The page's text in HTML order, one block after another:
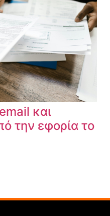
και
την εφορία το